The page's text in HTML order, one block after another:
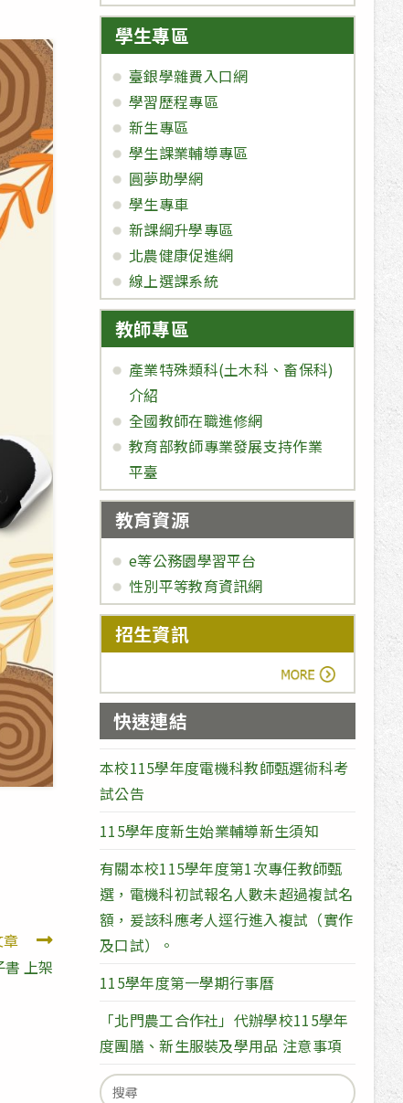
書 上架
學生專區
臺銀學雜費入口網
學習歷程專區
新生專區
學生課業輔導專區
圓夢助學網
學生專車
新課綱升學專區
北農健康促進網
線上選課系統
教師專區
產業特殊類科(土木科、畜保科)
介紹
全國教師在職進修網
教育部教師專業發展支持作業
平臺
教育資源
e等公務園學習平台
性別平等教育資訊網
招生資訊
快速連結
本校115學年度電機科教師甄選術科考
試公告
115學年度新生始業輔導新生須知
有關本校115學年度第1次專任教師甄
選，電機科初試報名人數未超過複試名
額，爰該科應考人逕行進入複試（實作
及口試）。
115學年度第一學期行事曆
「北門農工合作社」代辦學校115學年
度團膳、新生服裝及學用品 注意事項
Search